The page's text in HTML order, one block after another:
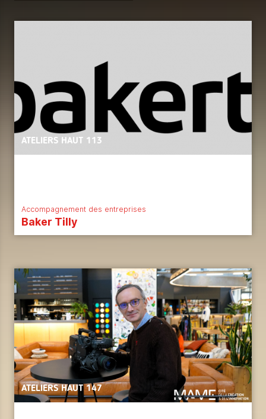
ATELIERS HAUT 113
Accompagnement des entreprises
Baker Tilly
ATELIERS HAUT 147